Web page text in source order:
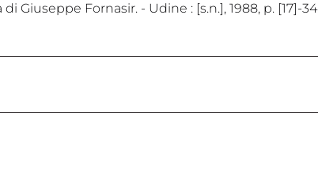
Giuseppe Fornasir. - Udine : [s.n.], 1988, p. [17]-34